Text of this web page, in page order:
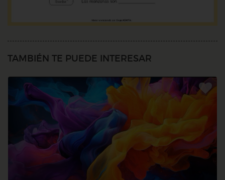
TAMBIÉN TE PUEDE INTERESAR